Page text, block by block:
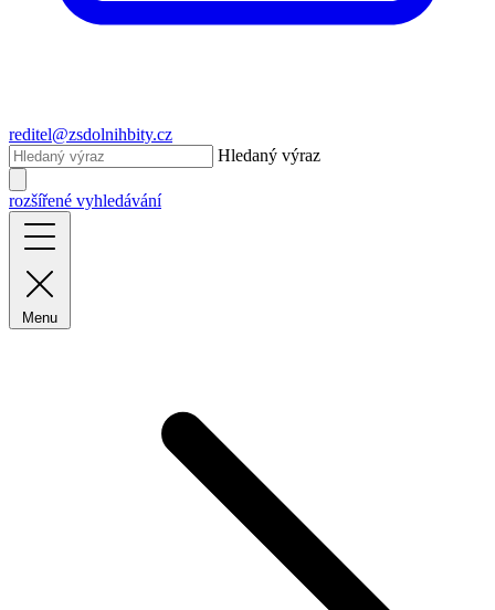
reditel@zsdolnihbity.cz
Hledaný výraz
rozšířené vyhledávání
Menu